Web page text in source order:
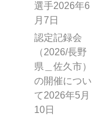
選手2026年6
月7日
認定記録会
（2026/長野
県＿佐久市）
の開催につい
て2026年5月
10日